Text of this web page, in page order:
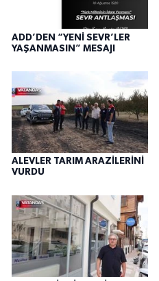
ADD’DEN “YENİ SEVR’LER
YAŞANMASIN” MESAJI
ALEVLER TARIM ARAZİLERİNİ
VURDU